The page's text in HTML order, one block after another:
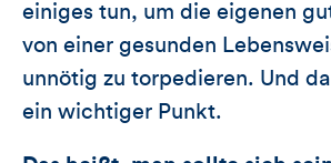
einiges tun, um die eigenen
von einer gesunden
unnötig zu torpedieren. Und
ein wichtiger Punkt.